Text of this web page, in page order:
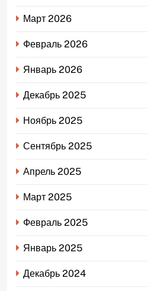
Март 2026
Февраль 2026
Январь 2026
Декабрь 2025
Ноябрь 2025
Сентябрь 2025
Апрель 2025
Март 2025
Февраль 2025
Январь 2025
Декабрь 2024